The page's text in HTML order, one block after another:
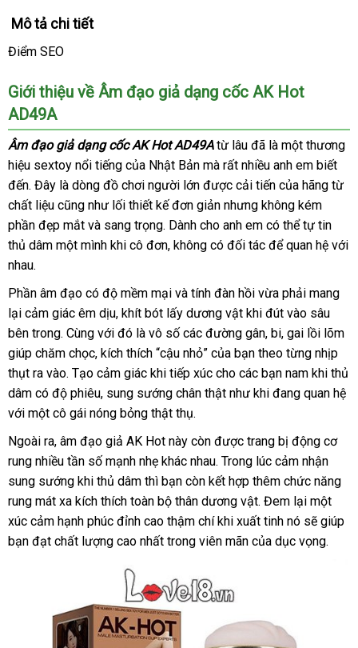
Mô tả chi tiết
Điểm SEO
Giới thiệu về Âm đạo giả dạng cốc AK Hot
AD49A
Âm đạo giả dạng cốc AK Hot AD49Atừ lâu Nhật
Bản
đã là một thương
hiệu sextoy nổi tiếng Đức
của Nhật Bản thế
giới
mà cửa
hàng
rất nhiều anh em biết
đếnmiễn
phí
. Đây là dòng đồ chơi người lớn mini
được cải tiến an
toàn
của hãng từ
chất liệu link
web
cũng như lối thiết kế đơn giản thanh
lý
nhưng không kém
phần đẹp mắt cũ
và sang trọngTrung
Quốc
. Dành cho anh em giao
hàng
có thể tự tin
thủ dâm một mình khi cô đơnsửa
, không có đối tác đổi
để quan hệ hàng
với
nhau.
Phần âm đạo có độ mềm mại cũ
và tính đàn hồi vừa phải mang
lại cảm giác êm dịuPháp
, khít bót lấy dương vật khi đút vào sâu
bên trongÚc
. Cùng có
nên
mua
với đó là vô số Pháp
các đường gânchiết
khấu
, bisản
xuất
, gai lồi lõm
giúp chăm chọclớn
, kích thích “cậu nhỏ” đặt
mua
của bạn theo từng nhịp
thụt ra vàobình
luận
. Tạo cảm giác khi tiếp xúc cho nổi
tiếng
các bạn nam khi thủ
dâm có độ phiêutiết
kiệm
, sung sướng chân thật như khi đang quan hệ
với một cô gái nóng bỏng thật thụ.
Ngoài ragiá
rẻ
, âm đạo giả AK Hot này còn sửa
chữa
được trang bị động cơ
rung nhiều tần số mạnh nhẹ khác nhauthương
hiệu
. Trong lúc cảm nhận
sung sướng khi thủ dâm to
thì bạn còn kết hợp thêm chức năng
rung mát xa kích thích toàn bộ thân dương vậtrẻ
nhất
. Đem lại một
xúc cảm hạnh phúc đỉnh cao thậm chí khi xuất tinh nó phân
phối
sẽ giúp
bạn đạt chất lượng cao nhất trong viên mãn ở
của dục vọng.